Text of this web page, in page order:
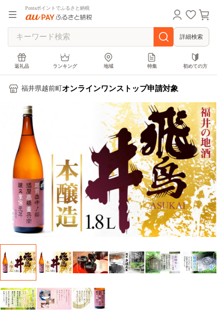
Pontaポイントでふるさと納税
詳細検索
返礼品 ランキング 地域 特集 初めての方
福井県越前町 オンラインワンストップ申請対象